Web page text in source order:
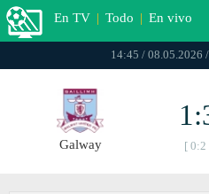
En TV | Todo | En vivo
14:45 / 08.05.2026
Galway [ 0:2